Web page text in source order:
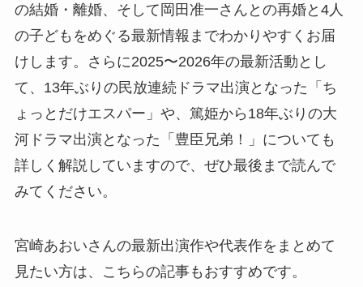
の結婚・離婚、そして岡田准一さんとの再婚と4人
の子どもをめぐる最新情報までわかりやすくお届
けします。さらに2025〜2026年の最新活動とし
て、13年ぶりの民放連続ドラマ出演となった「ち
ょっとだけエスパー」や、篤姫から18年ぶりの大
河ドラマ出演となった「豊臣兄弟！」についても
詳しく解説していますので、ぜひ最後まで読んで
みてください。
宮崎あおいさんの最新出演作や代表作をまとめて
見たい方は、こちらの記事もおすすめです。